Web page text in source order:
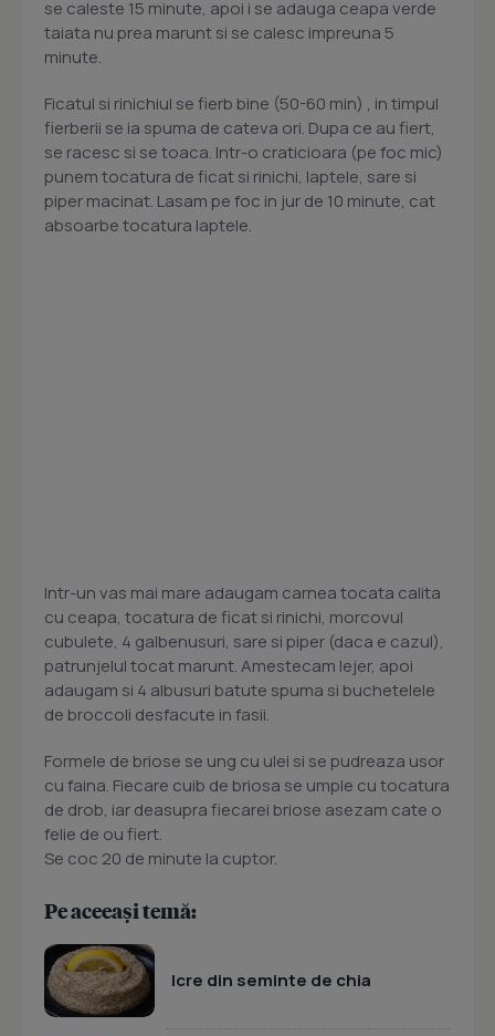
se caleste 15 minute, apoi i se adauga ceapa verde
taiata nu prea marunt si se calesc impreuna 5
minute.
Ficatul si rinichiul se fierb bine (50-60 min) , in timpul
fierberii se ia spuma de cateva ori. Dupa ce au fiert,
se racesc si se toaca. Intr-o craticioara (pe foc mic)
punem tocatura de ficat si rinichi, laptele, sare si
piper macinat. Lasam pe foc in jur de 10 minute, cat
absoarbe tocatura laptele.
Intr-un vas mai mare adaugam carnea tocata calita
cu ceapa, tocatura de ficat si rinichi, morcovul
cubulete, 4 galbenusuri, sare si piper (daca e cazul),
patrunjelul tocat marunt. Amestecam lejer, apoi
adaugam si 4 albusuri batute spuma si buchetelele
de broccoli desfacute in fasii.
Formele de briose se ung cu ulei si se pudreaza usor
cu faina. Fiecare cuib de briosa se umple cu tocatura
de drob, iar deasupra fiecarei briose asezam cate o
felie de ou fiert.
Se coc 20 de minute la cuptor.
Pe aceeași temă:
Icre din seminte de chia